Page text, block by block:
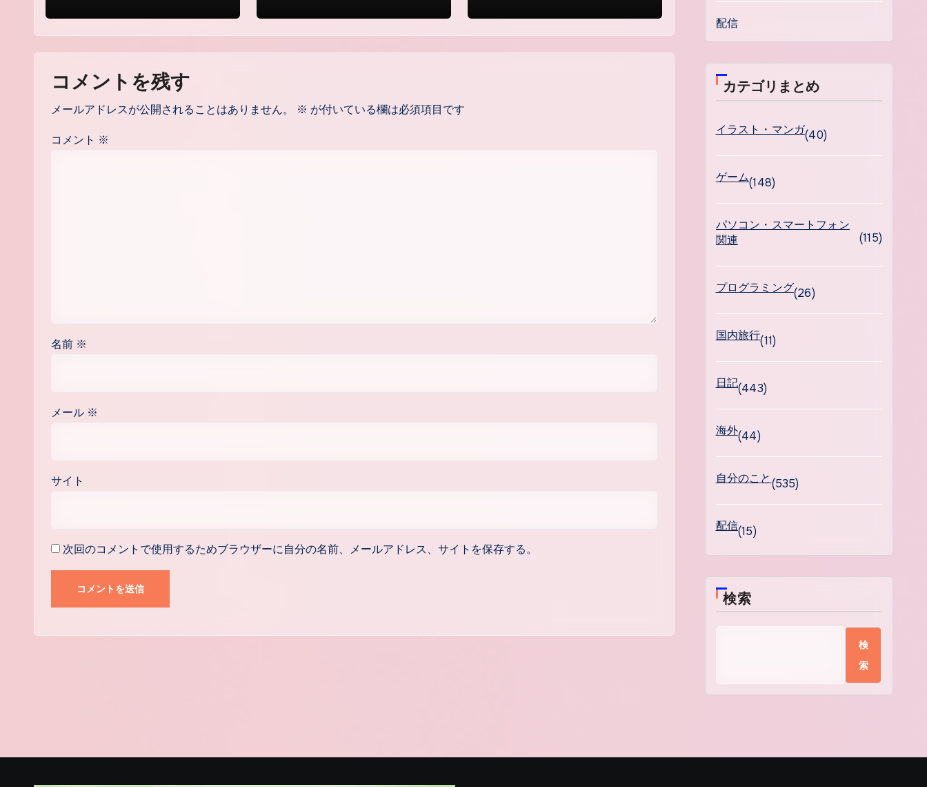
コメントを残す
メールアドレスが公開されることはありません。 ※ が付いている欄は必須項目です
コメント ※
名前 ※
メール ※
サイト
次回のコメントで使用するためブラウザーに自分の名前、メールアドレス、サイトを保存する。
配信
カテゴリまとめ
イラスト・マンガ(40)
ゲーム(148)
パソコン・スマートフォン
関連
(115)
プログラミング(26)
国内旅行(11)
日記(443)
海外(44)
自分のこと(535)
配信(15)
検索
検
索